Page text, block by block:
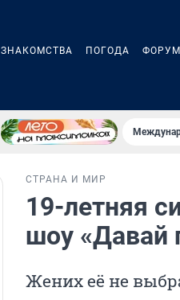
ЗНАКОМСТВА ПОГОДА
СТРАНА И МИР
19-летняя
шоу «Давай
Жених её не